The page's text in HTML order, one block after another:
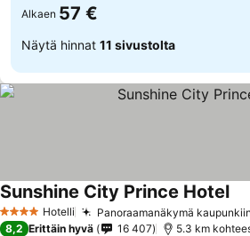
Alkaen 57 €
Näytä hinnat 11 sivustolta
4 Tähtiluokitus
Hotelli Panoraamanäkymä
Sunshine City Prince Hotel
8,2 Erittäin hyvä 16 407 5.3 km